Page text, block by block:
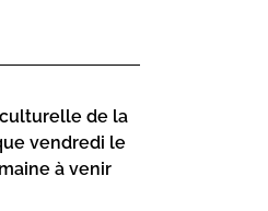
de la
vendredi le
à venir